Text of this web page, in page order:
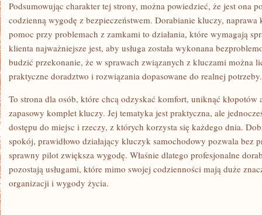
Podsumowując charakter tej strony, można powiedzieć, że jest ona
codzienną wygodę z bezpieczeństwem. Dorabianie kluczy,
pomoc przy problemach z zamkami to działania, które wymagają
klienta najważniejsze jest, aby usługa została wykonana
budzić przekonanie, że w sprawach związanych z kluczami można
praktyczne doradztwo i rozwiązania dopasowane do realnej potrzeby.
To strona dla osób, które chcą odzyskać komfort, uniknąć kłopotów
zapasowy komplet kluczy. Jej tematyka jest praktyczna, ale
dostępu do miejsc i rzeczy, z których korzysta się każdego dnia.
spokój, prawidłowo działający kluczyk samochodowy pozwala bez
sprawny pilot zwiększa wygodę. Właśnie dlatego profesjonalne
pozostają usługami, które mimo swojej codzienności mają duże
organizacji i wygody życia.